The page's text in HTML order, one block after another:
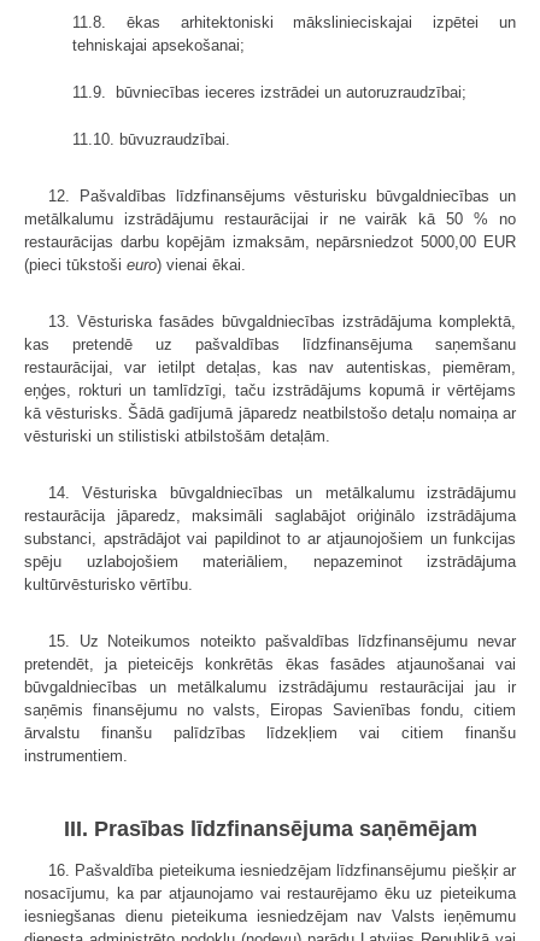
11.8. ēkas arhitektoniski mākslinieciskajai izpētei un
tehniskajai apsekošanai;
11.9. būvniecības ieceres izstrādei un autoruzraudzībai;
11.10. būvuzraudzībai.
12. Pašvaldības līdzfinansējums vēsturisku būvgaldniecības un
metālkalumu izstrādājumu restaurācijai ir ne vairāk kā 50 % no
restaurācijas darbu kopējām izmaksām, nepārsniedzot 5000,00 EUR
(pieci tūkstoši euro) vienai ēkai.
13. Vēsturiska fasādes būvgaldniecības izstrādājuma komplektā,
kas pretendē uz pašvaldības līdzfinansējuma saņemšanu
restaurācijai, var ietilpt detaļas, kas nav autentiskas, piemēram,
eņģes, rokturi un tamlīdzīgi, taču izstrādājums kopumā ir vērtējams
kā vēsturisks. Šādā gadījumā jāparedz neatbilstošo detaļu nomaiņa ar
vēsturiski un stilistiski atbilstošām detaļām.
14. Vēsturiska būvgaldniecības un metālkalumu izstrādājumu
restaurācija jāparedz, maksimāli saglabājot oriģinālo izstrādājuma
substanci, apstrādājot vai papildinot to ar atjaunojošiem un funkcijas
spēju uzlabojošiem materiāliem, nepazeminot izstrādājuma
kultūrvēsturisko vērtību.
15. Uz Noteikumos noteikto pašvaldības līdzfinansējumu nevar
pretendēt, ja pieteicējs konkrētās ēkas fasādes atjaunošanai vai
būvgaldniecības un metālkalumu izstrādājumu restaurācijai jau ir
saņēmis finansējumu no valsts, Eiropas Savienības fondu, citiem
ārvalstu finanšu palīdzības līdzekļiem vai citiem finanšu
instrumentiem.
III. Prasības līdzfinansējuma saņēmējam
16. Pašvaldība pieteikuma iesniedzējam līdzfinansējumu piešķir ar
nosacījumu, ka par atjaunojamo vai restaurējamo ēku uz pieteikuma
iesniegšanas dienu pieteikuma iesniedzējam nav Valsts ieņēmumu